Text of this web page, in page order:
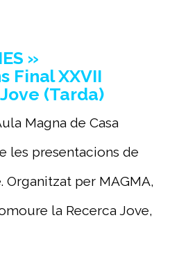
»
Final XXVII
(Tarda)
Magna de Casa
les presentacions de
Organitzat per MAGMA,
la Recerca Jove,